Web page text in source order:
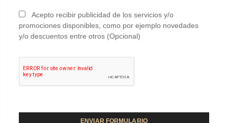
Acepto recibir publicidad de los servicios y/o
promociones disponibles, como por ejemplo novedades
y/o descuentos entre otros (Opcional)